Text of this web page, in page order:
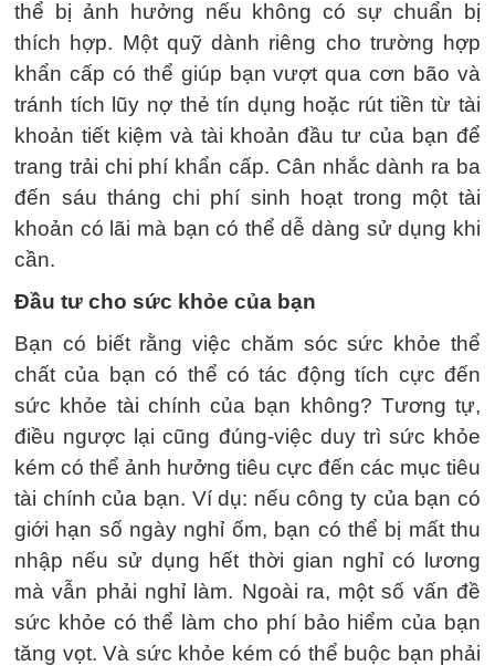
thể bị ảnh hưởng nếu không có sự chuẩn bị
thích hợp. Một quỹ dành riêng cho trường hợp
khẩn cấp có thể giúp bạn vượt qua cơn bão và
tránh tích lũy nợ thẻ tín dụng hoặc rút tiền từ tài
khoản tiết kiệm và tài khoản đầu tư của bạn để
trang trải chi phí khẩn cấp. Cân nhắc dành ra ba
đến sáu tháng chi phí sinh hoạt trong một tài
khoản có lãi mà bạn có thể dễ dàng sử dụng khi
cần.
Đầu tư cho sức khỏe của bạn
Bạn có biết rằng việc chăm sóc sức khỏe thể
chất của bạn có thể có tác động tích cực đến
sức khỏe tài chính của bạn không? Tương tự,
điều ngược lại cũng đúng-việc duy trì sức khỏe
kém có thể ảnh hưởng tiêu cực đến các mục tiêu
tài chính của bạn. Ví dụ: nếu công ty của bạn có
giới hạn số ngày nghỉ ốm, bạn có thể bị mất thu
nhập nếu sử dụng hết thời gian nghỉ có lương
mà vẫn phải nghỉ làm. Ngoài ra, một số vấn đề
sức khỏe có thể làm cho phí bảo hiểm của bạn
tăng vọt. Và sức khỏe kém có thể buộc bạn phải